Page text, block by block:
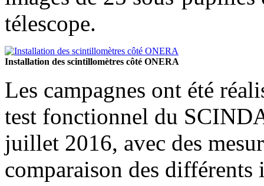
télescope.
Installation des scintillomètres côté ONERA
Les campagnes ont été
test fonctionnel du
juillet 2016, avec des
comparaison des